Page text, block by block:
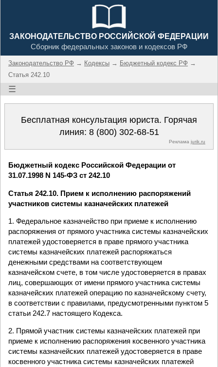
ЗАКОНОДАТЕЛЬСТВО РОССИЙСКОЙ ФЕДЕРАЦИИ
Сборник федеральных законов и кодексов РФ
Законодательство РФ → Кодексы → Бюджетный кодекс РФ →
Статья 242.10
☰
Бесплатная консультация юриста. Горячая
линия: 8 (800) 302-68-51
Реклама jurik.ru
Бюджетный кодекс Российской Федерации от
31.07.1998 N 145-ФЗ ст 242.10
Статья 242.10. Прием к исполнению распоряжений
участников системы казначейских платежей
1. Федеральное казначейство при приеме к исполнению
распоряжения от прямого участника системы казначейских
платежей удостоверяется в праве прямого участника
системы казначейских платежей распоряжаться
денежными средствами на соответствующем
казначейском счете, в том числе удостоверяется в правах
лиц, совершающих от имени прямого участника системы
казначейских платежей операцию по казначейскому счету,
в соответствии с правилами, предусмотренными пунктом 5
статьи 242.7 настоящего Кодекса.
2. Прямой участник системы казначейских платежей при
приеме к исполнению распоряжения косвенного участника
системы казначейских платежей удостоверяется в праве
косвенного участника системы казначейских платежей